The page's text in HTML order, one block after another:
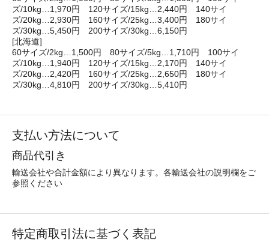
ズ/10kg…1,970円 120サイズ/15kg…2,440円 140サイ
ズ/20kg…2,930円 160サイズ/25kg…3,400円 180サイ
ズ/30kg…5,450円 200サイズ/30kg…6,150円
[北海道]
60サイズ/2kg…1,500円 80サイズ/5kg…1,710円 100サイ
ズ/10kg…1,940円 120サイズ/15kg…2,170円 140サイ
ズ/20kg…2,420円 160サイズ/25kg…2,650円 180サイ
ズ/30kg…4,810円 200サイズ/30kg…5,410円
支払い方法について
商品代引き
輸送会社や合計金額により異なります。各輸送会社の説明欄をご
参照ください
特定商取引法に基づく表記